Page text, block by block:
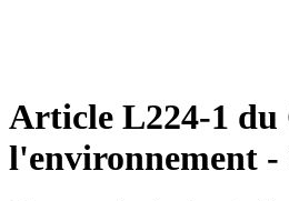
Article L224-1 du
l'environnement -